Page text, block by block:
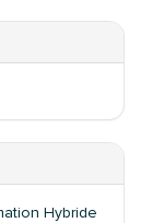
Hybride